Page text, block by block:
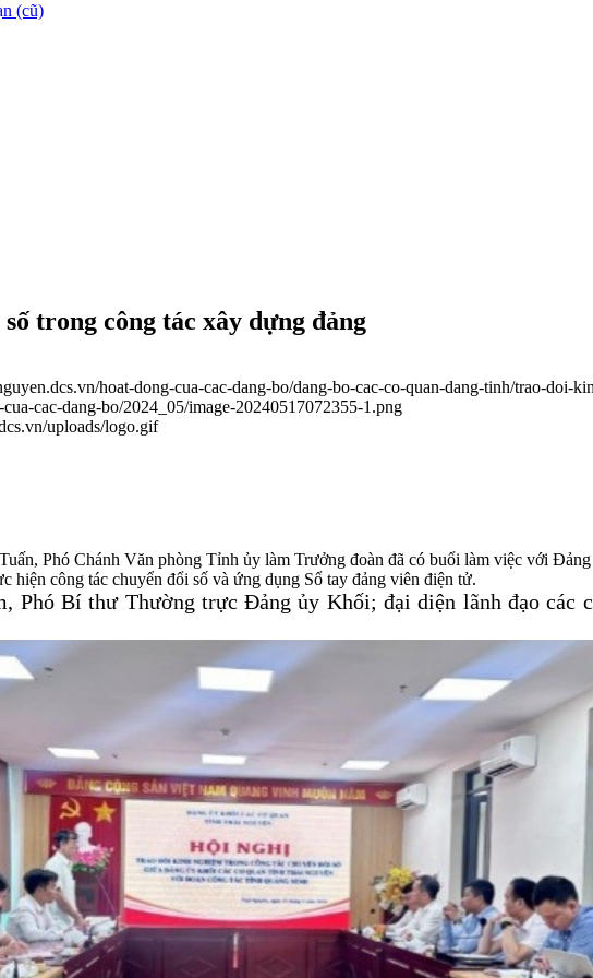
(cũ)
trong công tác xây dựng đảng
hoat-dong-cua-cac-dang-bo/dang-bo-cac-co-quan-dang-tinh/trao-doi-
cac-dang-bo/2024_05/image-20240517072355-1.png
uploads/logo.gif
Phó Chánh Văn phòng Tỉnh ủy làm Trưởng đoàn đã có buổi làm việc với
hiện công tác chuyển đổi số và ứng dụng Sổ tay đảng viên điện tử.
Phó Bí thư Thường trực Đảng ủy Khối; đại diện lãnh đạo các